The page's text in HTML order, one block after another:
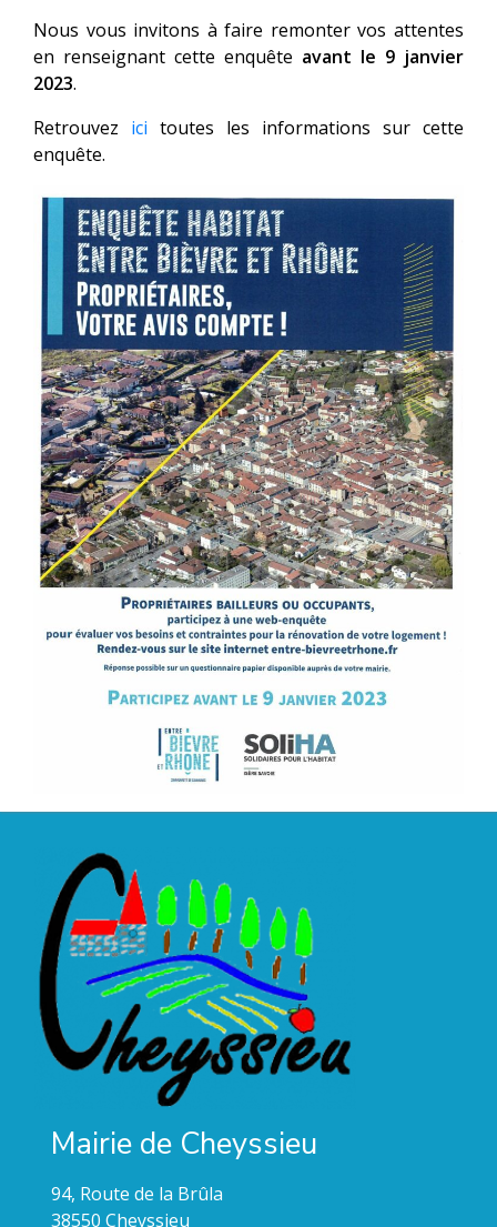
Nous vous invitons à faire remonter vos attentes
en renseignant cette enquête avant le 9 janvier
2023.
Retrouvez ici toutes les informations sur cette
enquête.
Mairie de Cheyssieu
94, Route de la Brûla
38550 Cheyssieu